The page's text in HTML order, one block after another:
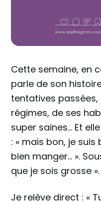
Cette semaine, en
parle de son
tentatives
régimes, de ses
super saines… Et
: « mais bon, je
bien manger... ».
que je sois grosse ».
Je relève direct : «